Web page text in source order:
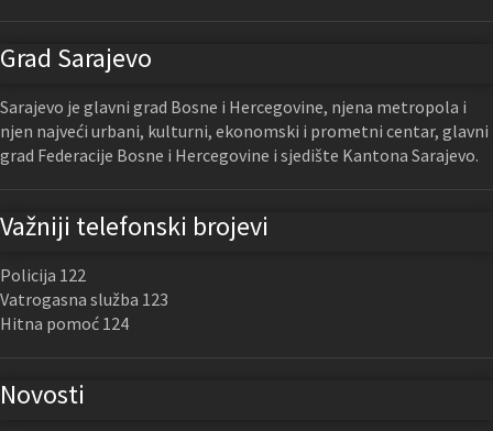
Grad Sarajevo
Sarajevo je glavni grad Bosne i Hercegovine, njena metropola i
njen najveći urbani, kulturni, ekonomski i prometni centar, glavni
grad Federacije Bosne i Hercegovine i sjedište Kantona Sarajevo.
Važniji telefonski brojevi
Policija 122
Vatrogasna služba 123
Hitna pomoć 124
Novosti